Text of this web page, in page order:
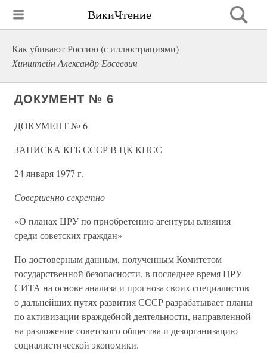
ВикиЧтение
Как убивают Россию (с иллюстрациями)
Хинштейн Александр Евсеевич
ДОКУМЕНТ № 6
ДОКУМЕНТ № 6
ЗАПИСКА КГБ СССР В ЦК КПСС
24 января 1977 г.
Совершенно секретно
«О планах ЦРУ по приобретению агентуры влияния
среди советских граждан»
По достоверным данным, полученным Комитетом
государственной безопасности, в последнее время ЦРУ
СИТА на основе анализа и прогноза своих специалистов
о дальнейших путях развития СССР разрабатывает планы
по активизации враждебной деятельности, направленной
на разложение советского общества и дезорганизацию
социалистической экономики.